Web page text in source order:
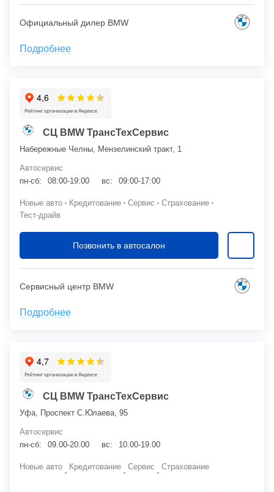
Официальный дилер BMW
Подробнее
СЦ BMW ТрансТехСервис
Набережные Челны, Мензелинский тракт, 1
Автосервис
пн-сб:
08:00-19:00 вс: 09:00-17:00
Новые авто Кредитование Сервис
Страхование
Тест-драйв
Позвонить в автосалон
Сервисный центр BMW
Подробнее
СЦ BMW ТрансТехСервис
Уфа, Проспект С.Юлаева, 95
Автосервис
пн-сб:
09.00-20.00 вс: 10.00-19.00
Новые авто Кредитование Сервис Страхование